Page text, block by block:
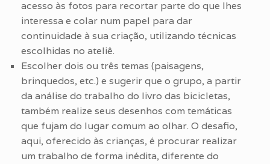
acesso às fotos para recortar parte do que lhes
interessa e colar num papel para dar
continuidade à sua criação, utilizando técnicas
escolhidas no ateliê.
Escolher dois ou três temas (paisagens,
brinquedos, etc.) e sugerir que o grupo, a partir
da análise do trabalho do livro das bicicletas,
também realize seus desenhos com temáticas
que fujam do lugar comum ao olhar. O desafio,
aqui, oferecido às crianças, é procurar realizar
um trabalho de forma inédita, diferente do